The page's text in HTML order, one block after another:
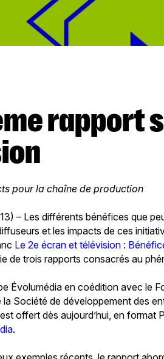
pour la chaîne de production
– Les différents bénéfices que
et les impacts de ces
Le 2e écran et télévision :
de trois rapports consacrés au
Évolumédia en coédition avec le
Société de développement des
offert dès aujourd’hui, en format
.